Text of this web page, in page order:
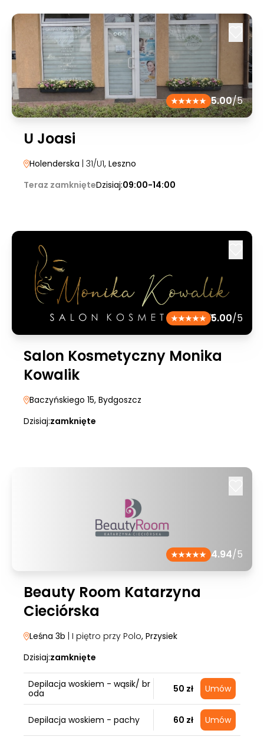
5.00/5
U Joasi
Holenderska | 31/U1, Leszno
Teraz zamknięteDzisiaj:09:00-14:00
5.00/5
Salon Kosmetyczny Monika
Kowalik
Baczyńskiego 15, Bydgoszcz
Dzisiaj:zamknięte
4.94/5
Beauty Room Katarzyna
Cieciórska
Leśna 3b | I piętro przy Polo, Przysiek
Dzisiaj:zamknięte
Depilacja woskiem - wąsik/ br
oda
50 zł Umów
Depilacja woskiem - pachy 60 zł Umów